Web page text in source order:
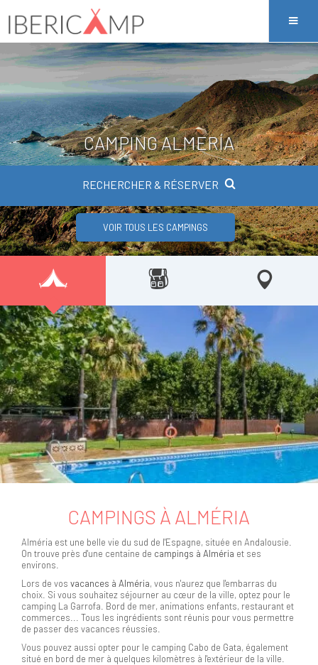
CAMPING ALMERÍA
RECHERCHER & RÉSERVER
VOIR TOUS LES CAMPINGS
CAMPINGS À ALMÉRIA
Alméria est une belle vie du sud de l'Espagne, située en Andalousie.
On trouve près d'une centaine de campings à Alméria et ses
environs.
Lors de vos vacances à Alméria, vous n'aurez que l'embarras du
choix. Si vous souhaitez séjourner au cœur de la ville, optez pour le
camping La Garrofa. Bord de mer, animations enfants, restaurant et
commerces... Tous les ingrédients sont réunis pour vous permettre
de passer des vacances réussies.
Vous pouvez aussi opter pour le camping Cabo de Gata, également
situé en bord de mer à quelques kilomètres à l'extérieur de la ville.